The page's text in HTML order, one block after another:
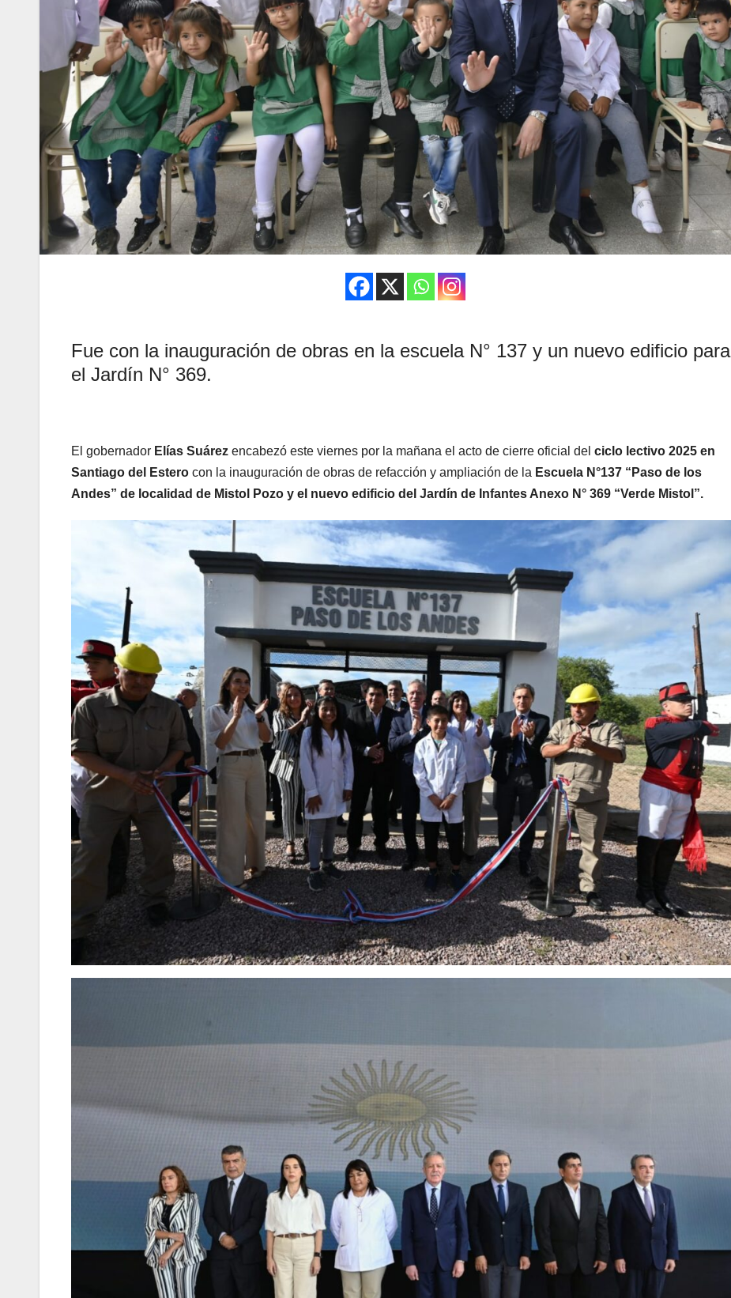
Fue con la inauguración de obras en la escuela N° 137 y un nuevo edificio para
el Jardín N° 369.
El gobernador Elías Suárez encabezó este viernes por la mañana el acto de cierre oficial del ciclo lectivo 2025 en
Santiago del Estero con la inauguración de obras de refacción y ampliación de la Escuela N°137 “Paso de los
Andes” de localidad de Mistol Pozo y el nuevo edificio del Jardín de Infantes Anexo N° 369 “Verde Mistol”.